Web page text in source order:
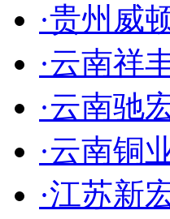
·贵州威
·云南祥
·云南驰
·云南铜
·江苏新